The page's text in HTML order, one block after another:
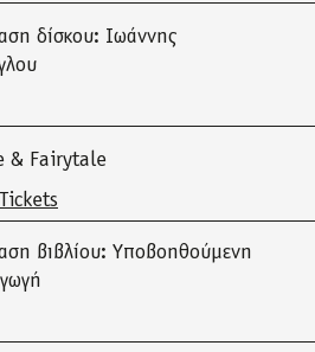
δίσκου: Ιωάννης
& Fairytale
Tickets
βιβλίου: Υποβοηθούμενη